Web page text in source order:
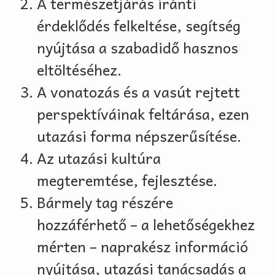
érdeklődés felkeltése, segítség
nyújtása a szabadidő hasznos
eltöltéséhez.
A vonatozás és a vasút rejtett
perspektíváinak feltárása, ezen
utazási forma népszerűsítése.
Az utazási kultúra
megteremtése, fejlesztése.
Bármely tag részére
hozzáférhető – a lehetőségekhez
mérten – naprakész információ
nyújtása, utazási tanácsadás a